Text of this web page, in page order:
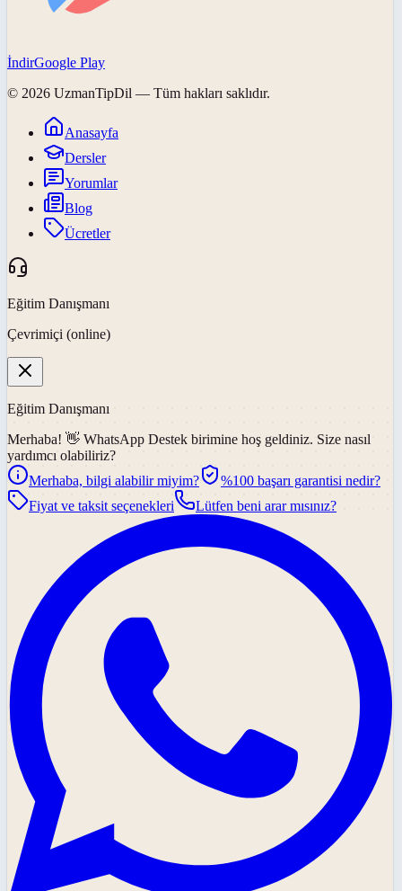
İndirGoogle Play
© 2026 UzmanTipDil — Tüm hakları saklıdır.
Anasayfa
Dersler
Yorumlar
Blog
Ücretler
Eğitim Danışmanı
Çevrimiçi (online)
Eğitim Danışmanı
Merhaba! 👋 WhatsApp Destek birimine hoş geldiniz. Size nasıl
yardımcı olabiliriz?
Merhaba, bilgi alabilir miyim?
%100 başarı garantisi nedir?
Fiyat ve taksit seçenekleri
Lütfen beni arar mısınız?